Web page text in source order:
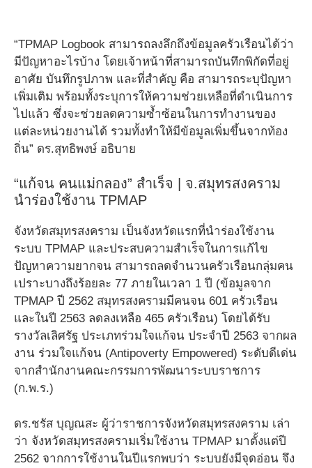
“TPMAP Logbook สามารถลงลึกถึงข้อมูลครัวเรือนได้ว่า
มีปัญหาอะไรบ้าง โดยเจ้าหน้าที่สามารถบันทึกพิกัดที่อยู่
อาศัย บันทึกรูปภาพ และที่สำคัญ คือ สามารถระบุปัญหา
เพิ่มเติม พร้อมทั้งระบุการให้ความช่วยเหลือที่ดำเนินการ
ไปแล้ว ซึ่งจะช่วยลดความซ้ำซ้อนในการทำงานของ
แต่ละหน่วยงานได้ รวมทั้งทำให้มีข้อมูลเพิ่มขึ้นจากท้อง
ถิ่น” ดร.สุทธิพงษ์ อธิบาย
“แก้จน คนแม่กลอง” สำเร็จ | จ.สมุทรสงคราม
นำร่องใช้งาน TPMAP
จังหวัดสมุทรสงคราม เป็นจังหวัดแรกที่นำร่องใช้งาน
ระบบ TPMAP และประสบความสำเร็จในการแก้ไข
ปัญหาความยากจน สามารถลดจำนวนครัวเรือนกลุ่มคน
เปราะบางถึงร้อยละ 77 ภายในเวลา 1 ปี (ข้อมูลจาก
TPMAP ปี 2562 สมุทรสงครามมีคนจน 601 ครัวเรือน
และในปี 2563 ลดลงเหลือ 465 ครัวเรือน) โดยได้รับ
รางวัลเลิศรัฐ ประเภทร่วมใจแก้จน ประจำปี 2563 จากผล
งาน ร่วมใจแก้จน (Antipoverty Empowered) ระดับดีเด่น
จากสำนักงานคณะกรรมการพัฒนาระบบราชการ
(ก.พ.ร.)
ดร.ชรัส บุญณสะ ผู้ว่าราชการจังหวัดสมุทรสงคราม เล่า
ว่า จังหวัดสมุทรสงครามเริ่มใช้งาน TPMAP มาตั้งแต่ปี
2562 จากการใช้งานในปีแรกพบว่า ระบบยังมีจุดอ่อน จึง